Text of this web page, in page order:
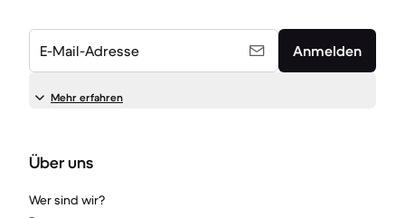
E-Mail-Adresse Anmelden
Mehr erfahren
Über uns
Wer sind wir?